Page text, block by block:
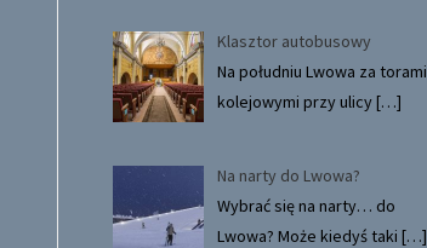
Klasztor autobusowy
Na południu Lwowa za torami
kolejowymi przy ulicy[…]
Na narty do Lwowa?
Wybrać się na narty… do
Lwowa? Może kiedyś taki […]